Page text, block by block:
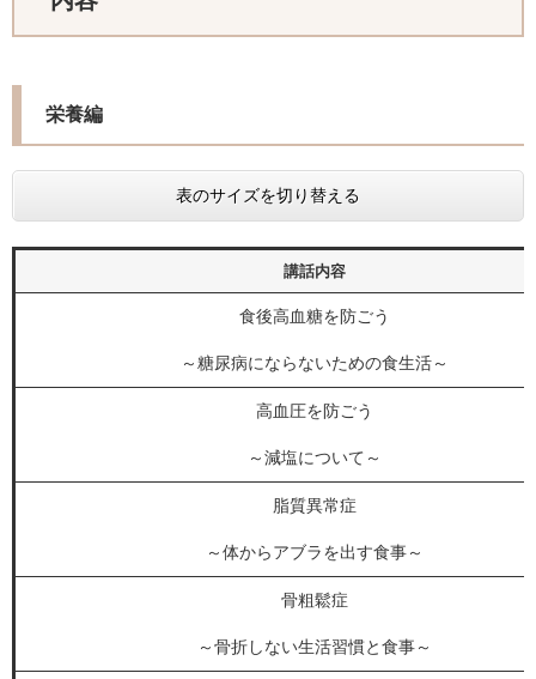
栄養編
表のサイズを切り替える
講話内容
食後高血糖を防ごう
～糖尿病にならないための食生活～
高血圧を防ごう
～減塩について～
脂質異常症
～体からアブラを出す食事～
骨粗鬆症
～骨折しない生活習慣と食事～